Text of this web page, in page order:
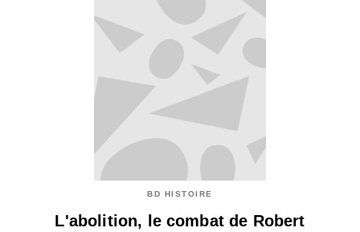
BD HISTOIRE
L'abolition, le combat de Robert